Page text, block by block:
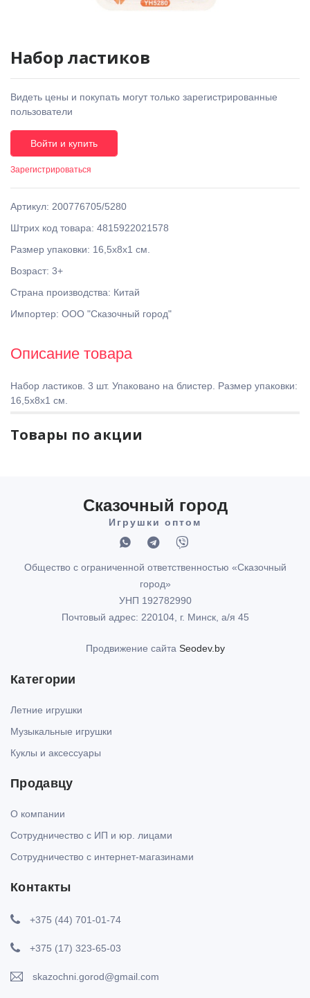
Набор ластиков
Видеть цены и покупать могут только зарегистрированные
пользователи
Войти и купить
Зарегистрироваться
Артикул: 200776705/5280
Штрих код товара: 4815922021578
Размер упаковки: 16,5x8x1 см.
Возраст: 3+
Страна производства: Китай
Импортер: ООО "Сказочный город"
Описание товара
Набор ластиков. 3 шт. Упаковано на блистер. Размер упаковки:
16,5x8x1 см.
Товары по акции
Сказочный город
Игрушки оптом
Общество с ограниченной ответственностью «Сказочный
город»
УНП 192782990
Почтовый адрес: 220104, г. Минск, а/я 45
Продвижение сайта Seodev.by
Категории
Летние игрушки
Музыкальные игрушки
Куклы и аксессуары
Продавцу
О компании
Сотрудничество с ИП и юр. лицами
Сотрудничество с интернет-магазинами
Контакты
+375 (44) 701-01-74
+375 (17) 323-65-03
skazochni.gorod@gmail.com